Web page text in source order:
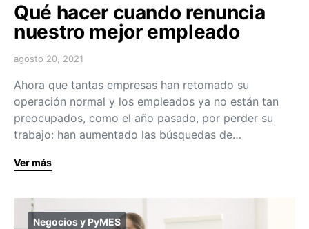
Qué hacer cuando renuncia
nuestro mejor empleado
agosto 20, 2021
Ahora que tantas empresas han retomado su
operación normal y los empleados ya no están tan
preocupados, como el año pasado, por perder su
trabajo: han aumentado las búsquedas de…
Ver más
Negocios y PyMES